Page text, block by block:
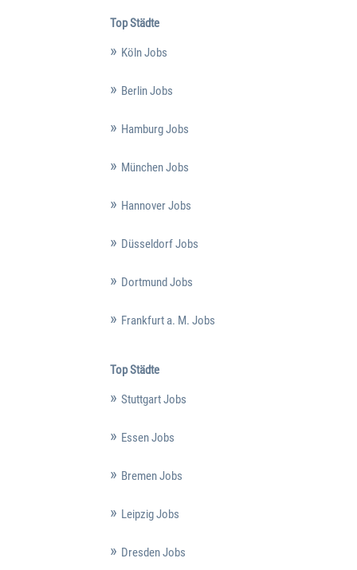
Top Städte
Köln Jobs
Berlin Jobs
Hamburg Jobs
München Jobs
Hannover Jobs
Düsseldorf Jobs
Dortmund Jobs
Frankfurt a. M. Jobs
Top Städte
Stuttgart Jobs
Essen Jobs
Bremen Jobs
Leipzig Jobs
Dresden Jobs